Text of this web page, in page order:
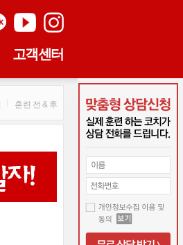
고객센터
훈련 전 & 후